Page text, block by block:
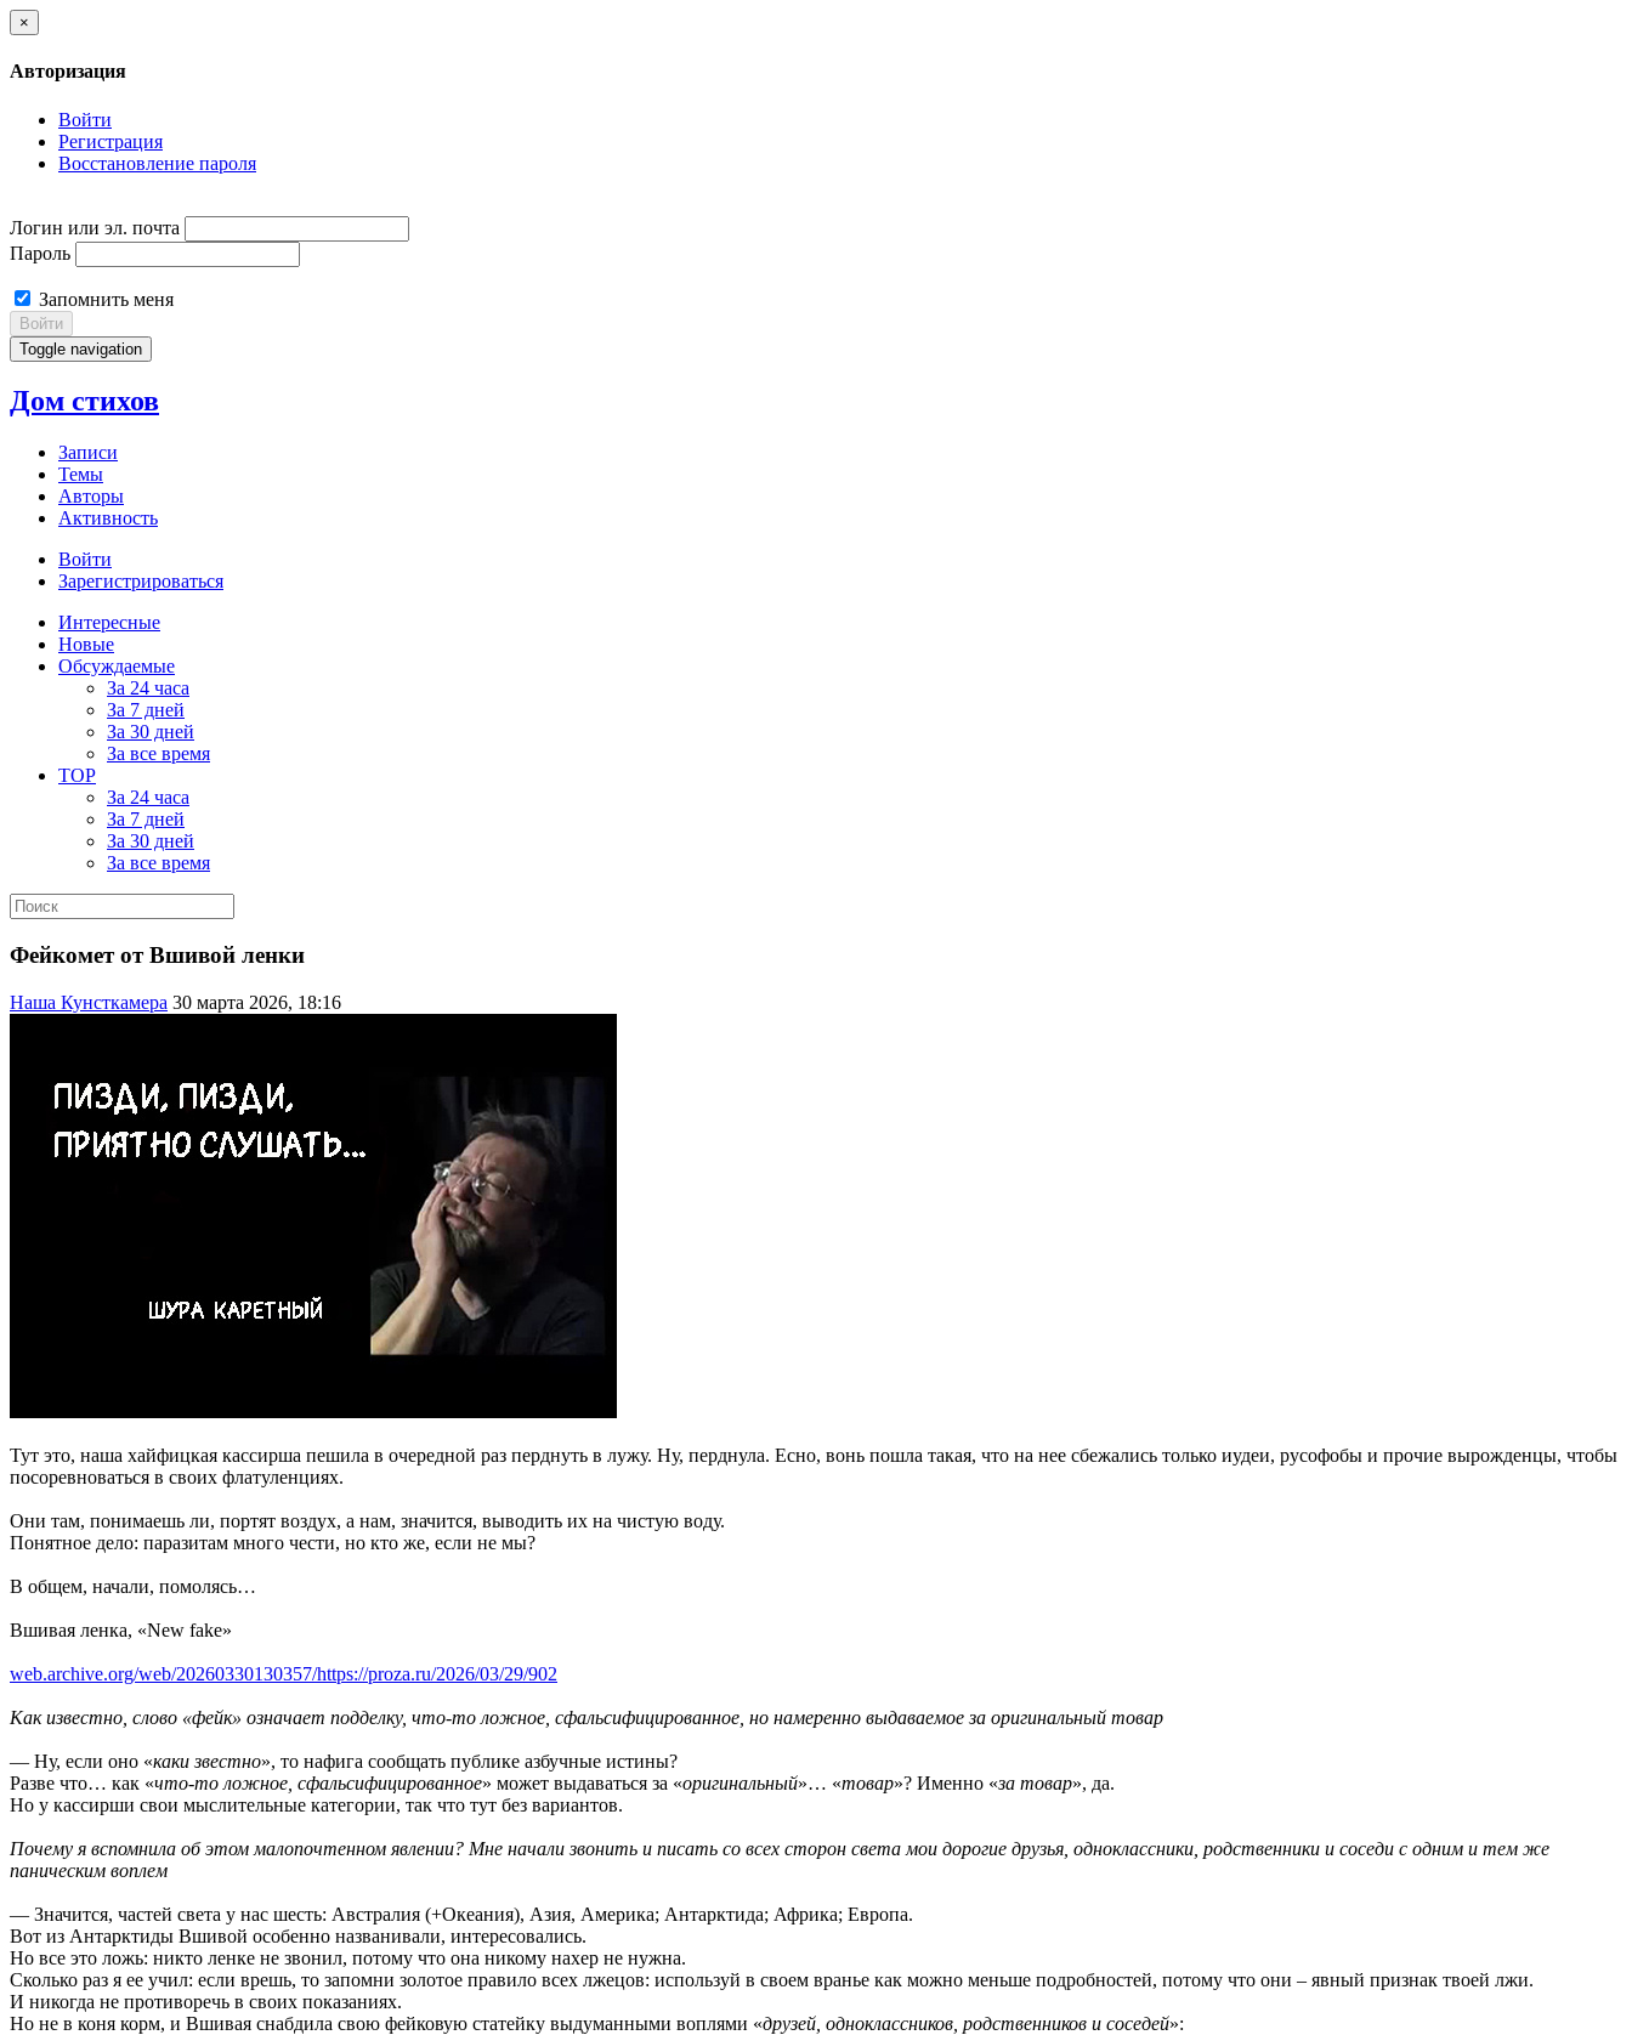
×
Авторизация
Войти
Регистрация
Восстановление пароля
Логин или эл. почта
Пароль
Запомнить меня
Войти
Toggle navigation
Дом стихов
Записи
Темы
Авторы
Активность
Войти
Зарегистрироваться
Интересные
Новые
Обсуждаемые
За 24 часа
За 7 дней
За 30 дней
За все время
TOP
За 24 часа
За 7 дней
За 30 дней
За все время
Фейкомет от Вшивой ленки
Наша Кунсткамера 30 марта 2026, 18:16
Тут это, наша хайфицкая кассирша пешила в очередной раз перднуть в лужу. Ну, перднула. Есно, вонь пошла такая, что на нее сбежались только иудеи, русофобы и прочие вырожденцы, чтобы
посоревноваться в своих флатуленциях.
Они там, понимаешь ли, портят воздух, а нам, значится, выводить их на чистую воду.
Понятное дело: паразитам много чести, но кто же, если не мы?
В общем, начали, помолясь…
Вшивая ленка, «New fake»
web.archive.org/web/20260330130357/https://proza.ru/2026/03/29/902
Как известно, слово «фейк» означает подделку, что-то ложное, сфальсифицированное, но намеренно выдаваемое за оригинальный товар
— Ну, если оно «каки звестно», то нафига сообщать публике азбучные истины?
Разве что… как «что-то ложное, сфальсифицированное» может выдаваться за «оригинальный»… «товар»? Именно «за товар», да.
Но у кассирши свои мыслительные категории, так что тут без вариантов.
Почему я вспомнила об этом малопочтенном явлении? Мне начали звонить и писать со всех сторон света мои дорогие друзья, одноклассники, родственники и соседи с одним и тем же
паническим воплем
— Значится, частей света у нас шесть: Австралия (+Океания), Азия, Америка; Антарктида; Африка; Европа.
Вот из Антарктиды Вшивой особенно названивали, интересовались.
Но все это ложь: никто ленке не звонил, потому что она никому нахер не нужна.
Сколько раз я ее учил: если врешь, то запомни золотое правило всех лжецов: используй в своем вранье как можно меньше подробностей, потому что они – явный признак твоей лжи.
И никогда не противоречь в своих показаниях.
Но не в коня корм, и Вшивая снабдила свою фейковую статейку выдуманными воплями «друзей, одноклассников, родственников и соседей»: